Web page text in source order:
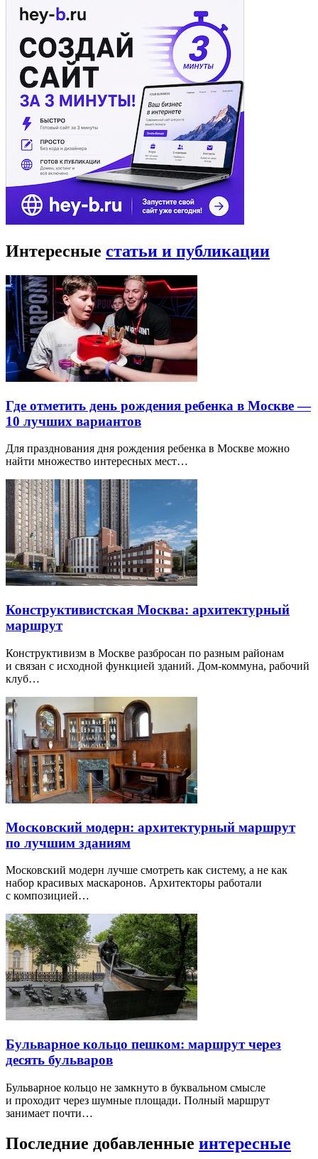
Интересные статьи и публикации
Где отметить день рождения ребенка в Москве —
10 лучших вариантов
Для празднования дня рождения ребенка в Москве можно
найти множество интересных мест…
Конструктивистская Москва: архитектурный
маршрут
Конструктивизм в Москве разбросан по разным районам
и связан с исходной функцией зданий. Дом-коммуна, рабочий
клуб…
Московский модерн: архитектурный маршрут
по лучшим зданиям
Московский модерн лучше смотреть как систему, а не как
набор красивых маскаронов. Архитекторы работали
с композицией…
Бульварное кольцо пешком: маршрут через
десять бульваров
Бульварное кольцо не замкнуто в буквальном смысле
и проходит через шумные площади. Полный маршрут
занимает почти…
Последние добавленные интересные